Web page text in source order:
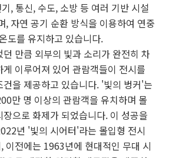
, 통신, 수도, 소방 등 여러 기반 시설
, 자연 공기 순환 방식을 이용하여 연중
도를 유지하고 있습니다.
만큼 외부의 빛과 소리가 완전히 차
이루어져 있어 관람객들이 전시를
을 제공하고 있습니다. '빛의 벙커'는
만 명 이상의 관람객을 유치하며 몰
으로 화제가 되었습니다. 이 성공을
년 '빛의 시어터'라는 몰입형 전시
이전에는 1963년에 현대적인 무대 시